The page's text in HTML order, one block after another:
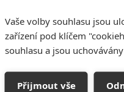
Vaše volby souhlasu jsou
zařízení pod klíčem
souhlasu a jsou
Přijmout vše